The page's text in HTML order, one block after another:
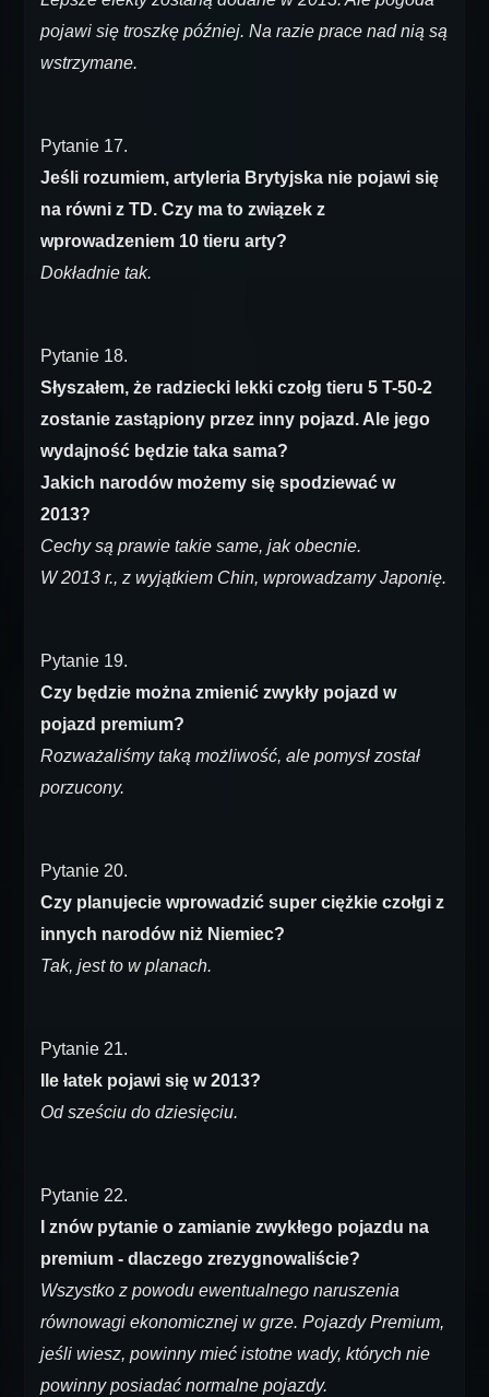
pojawi się troszkę później. Na razie prace nad nią są
wstrzymane.
Pytanie 17.
Jeśli rozumiem, artyleria Brytyjska nie pojawi się
na równi z TD. Czy ma to związek z
wprowadzeniem 10 tieru arty?
Dokładnie tak.
Pytanie 18.
Słyszałem, że radziecki lekki czołg tieru 5 T-50-2
zostanie zastąpiony przez inny pojazd. Ale jego
wydajność będzie taka sama?
Jakich narodów możemy się spodziewać w
2013?
Cechy są prawie takie same, jak obecnie.
W 2013 r., z wyjątkiem Chin, wprowadzamy Japonię.
Pytanie 19.
Czy będzie można zmienić zwykły pojazd w
pojazd premium?
Rozważaliśmy taką możliwość, ale pomysł został
porzucony.
Pytanie 20.
Czy planujecie wprowadzić super ciężkie czołgi z
innych narodów niż Niemiec?
Tak, jest to w planach.
Pytanie 21.
Ile łatek pojawi się w 2013?
Od sześciu do dziesięciu.
Pytanie 22.
I znów pytanie o zamianie zwykłego pojazdu na
premium - dlaczego zrezygnowaliście?
Wszystko z powodu ewentualnego naruszenia
równowagi ekonomicznej w grze. Pojazdy Premium,
jeśli wiesz, powinny mieć istotne wady, których nie
powinny posiadać normalne pojazdy.